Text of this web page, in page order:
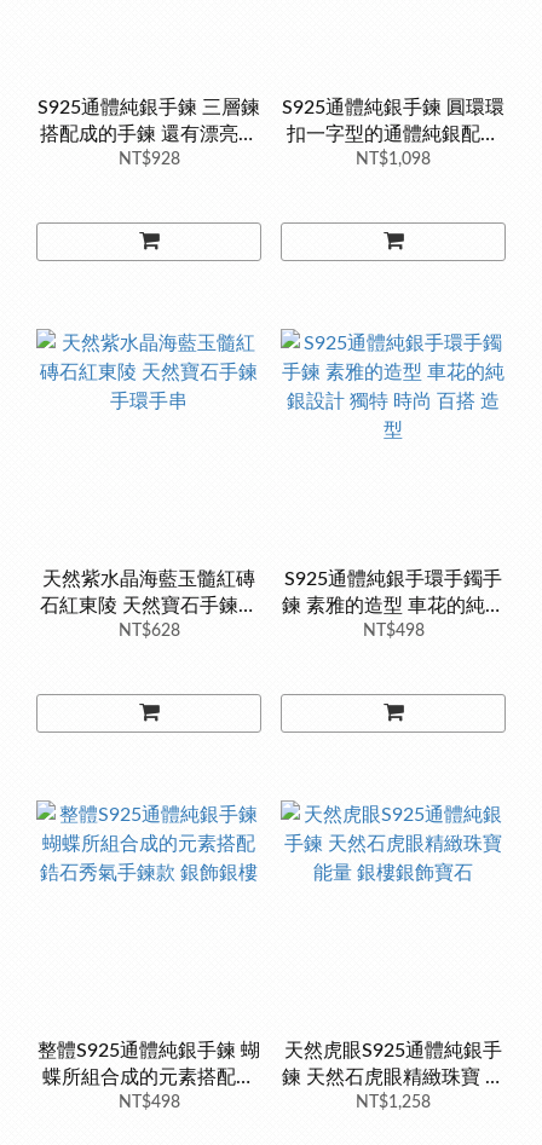
S925通體純銀手鍊 三層鍊
搭配成的手鍊 還有漂亮的
流蘇，這款太特別了，好
NT$928
S925通體純銀手鍊 圓環環
扣一字型的通體純銀配飾
流行抖音 時尚韓版 銀樓銀
NT$1,098
天然紫水晶海藍玉髓紅磚
石紅東陵 天然寶石手鍊手
環手串
NT$628
S925通體純銀手環手鐲手
鍊 素雅的造型 車花的純銀
設計 獨特 時尚 百搭 造型
NT$498
整體S925通體純銀手鍊 蝴
蝶所組合成的元素搭配鋯
石秀氣手鍊款 銀飾銀樓
NT$498
天然虎眼S925通體純銀手
鍊 天然石虎眼精緻珠寶 能
量 銀樓銀飾寶石
NT$1,258